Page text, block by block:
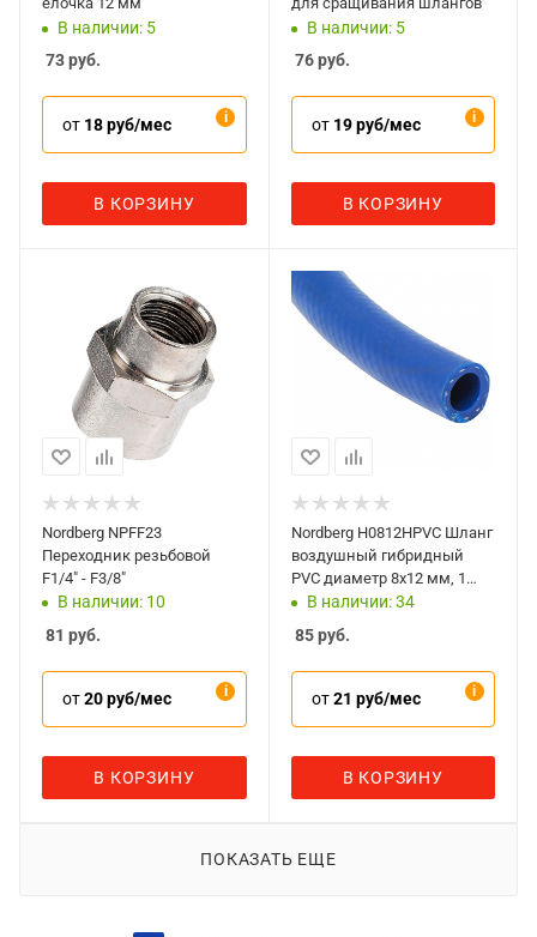
В наличии: 5
73руб.
от 18 руб/мес
В КОРЗИНУ
В наличии: 5
76руб.
от 19 руб/мес
В КОРЗИНУ
Nordberg NPFF23
Переходник резьбовой
F1/4" - F3/8"
В наличии: 10
81 руб.
от20 руб/мес
В КОРЗИНУ
Nordberg H0812HPVC Шланг
воздушный гибридный
PVC диаметр 8х12 мм, 1
метрВ наличии: 34
85руб.
от21 руб/мес
В КОРЗИНУ
ПОКАЗАТЬ ЕЩЕ